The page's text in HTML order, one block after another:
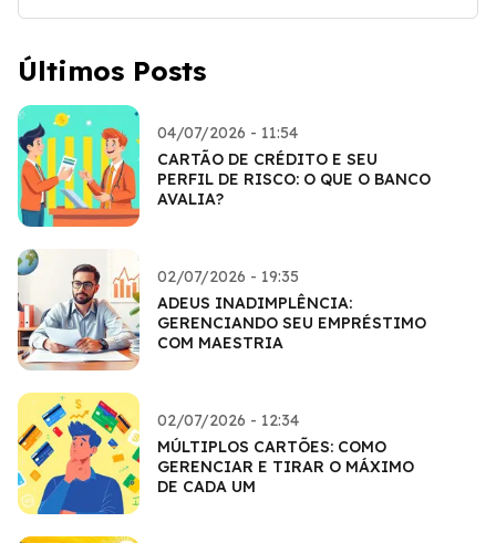
Últimos Posts
04/07/2026 - 11:54
CARTÃO DE CRÉDITO E SEU
PERFIL DE RISCO: O QUE O BANCO
AVALIA?
02/07/2026 - 19:35
ADEUS INADIMPLÊNCIA:
GERENCIANDO SEU EMPRÉSTIMO
COM MAESTRIA
02/07/2026 - 12:34
MÚLTIPLOS CARTÕES: COMO
GERENCIAR E TIRAR O MÁXIMO
DE CADA UM